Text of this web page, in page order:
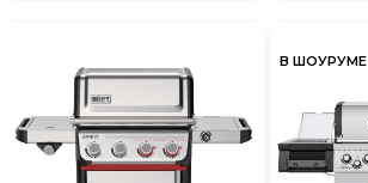
В ШОУРУМЕ